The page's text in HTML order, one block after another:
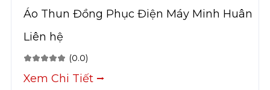
Áo Thun Đồng Phục Điện Máy Minh Huân
Liên hệ
(0.0)
Xem Chi Tiết ⭢